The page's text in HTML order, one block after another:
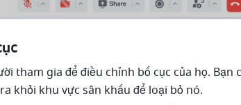
tham gia để điều chỉnh bố cục của họ. Bạn
khỏi khu vực sân khấu để loại bỏ nó.